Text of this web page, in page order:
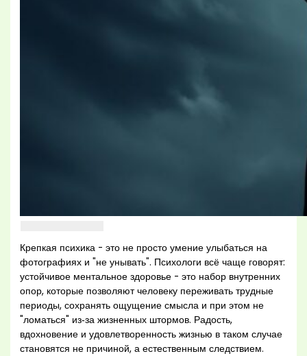
Крепкая психика - это не просто умение улыбаться на
фотографиях и "не унывать". Психологи всё чаще говорят:
устойчивое ментальное здоровье - это набор внутренних
опор, которые позволяют человеку переживать трудные
периоды, сохранять ощущение смысла и при этом не
"ломаться" из‑за жизненных штормов. Радость,
вдохновение и удовлетворенность жизнью в таком случае
становятся не причиной, а естественным следствием.